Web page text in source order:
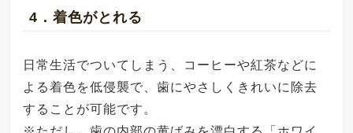
4．着色がとれる
日常生活でついてしまう、コーヒーや紅茶などに
よる着色を低侵襲で、歯にやさしくきれいに除去
することが可能です。